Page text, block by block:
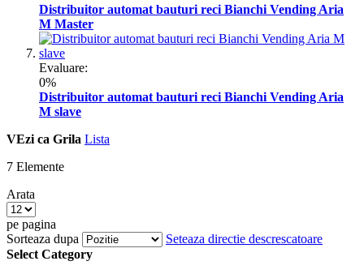
Distribuitor automat bauturi reci Bianchi Vending Aria
M Master
Evaluare:
0%
Distribuitor automat bauturi reci Bianchi Vending Aria
M slave
VEzi ca Grila Lista
7 Elemente
Arata
pe pagina
Sorteaza dupa
Seteaza directie descrescatoare
Select Category